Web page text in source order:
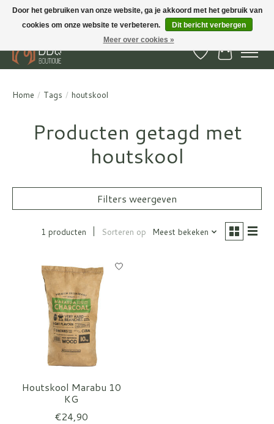
BBQ Boutique - Gratis verzenden en afhalen in Hedel en Kesteren
Verlanglijst
Home / Tags / houtskool
Producten getagd met
houtskool
Filters weergeven
1 producten Sorteren op Meest bekeken
Houtskool Marabu 10
KG
€24,90
Door het gebruiken van onze website, ga je akkoord met het gebruik van
cookies om onze website te verbeteren.
Dit bericht verbergen
Meer over cookies »